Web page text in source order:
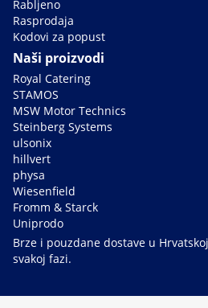
Rabljeno
Rasprodaja
Kodovi za popust
Naši proizvodi
Royal Catering
STAMOS
MSW Motor Technics
Steinberg Systems
ulsonix
hillvert
physa
Wiesenfield
Fromm & Starck
Uniprodo
Brze i pouzdane dostave u
svakoj fazi.